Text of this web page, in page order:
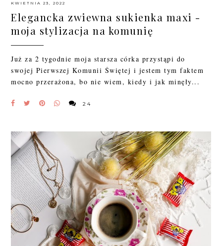
KWIETNIA 23, 2022
Elegancka zwiewna sukienka maxi -
moja stylizacja na komunię
Już za 2 tygodnie moja starsza córka przystąpi do
swojej Pierwszej Komunii Świętej i jestem tym faktem
mocno przerażona, bo nie wiem, kiedy i jak minęły...
24